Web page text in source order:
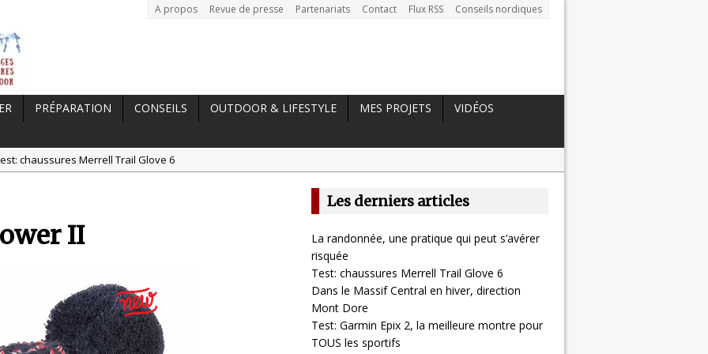
A propos Revue de presse Partenariats Contact Flux RSS Conseils nordiques
PRÉPARATION CONSEILS OUTDOOR & LIFESTYLE MES PROJETS
VIDÉOS
chaussures Merrell Trail Glove 6
chaussures de running Altra Rivera 2
II
Les derniers articles
La randonnée, une pratique qui peut s’avérer
risquée
Test: chaussures Merrell Trail Glove 6
Dans le Massif Central en hiver, direction
Mont Dore
Test: Garmin Epix 2, la meilleure montre pour
TOUS les sportifs